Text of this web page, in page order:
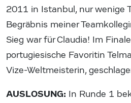
2011 in Istanbul, nur wenige
Begräbnis meiner
Sieg war für Claudia! Im
portugiesische Favoritin
Vize-Weltmeisterin,
AUSLOSUNG: In Runde 1